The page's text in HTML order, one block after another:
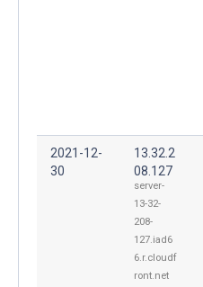
2021-12-
30
13.32.2
08.127
server-
13-32-
208-
127.iad6
6.r.cloudf
ront.net